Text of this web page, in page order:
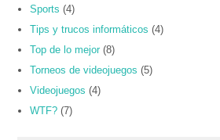
Sports (4)
Tips y trucos informáticos (4)
Top de lo mejor (8)
Torneos de videojuegos (5)
Videojuegos (4)
WTF? (7)